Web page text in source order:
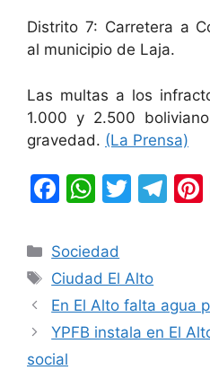
Distrito 7: Carretera a
al municipio de Laja.
Las multas a los
1.000 y 2.500
gravedad. (La Prensa)
F
c
e
b
o
o
W
at
s
A
p
T
er
T
a
m
Categorías
Sociedad
Etiquetas
Ciudad El Alto
En El Alto falta agua
YPFB instala en El
social